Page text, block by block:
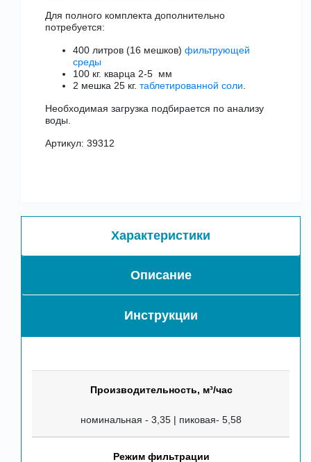
Для полного комплекта дополнительно
потребуется:
400 литров (16 мешков) фильтрующей
среды
100 кг. кварца 2-5 мм
2 мешка 25 кг. таблетированной соли
Необходимая загрузка подбирается по анализу
воды.
Артикул: 39312
Характеристики
Описание
Инструкции
Производительность, м³/час
номинальная - 3,35 | пиковая- 5,58
Режим фильтрации